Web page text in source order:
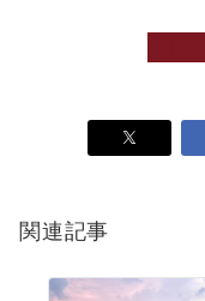
関連記事